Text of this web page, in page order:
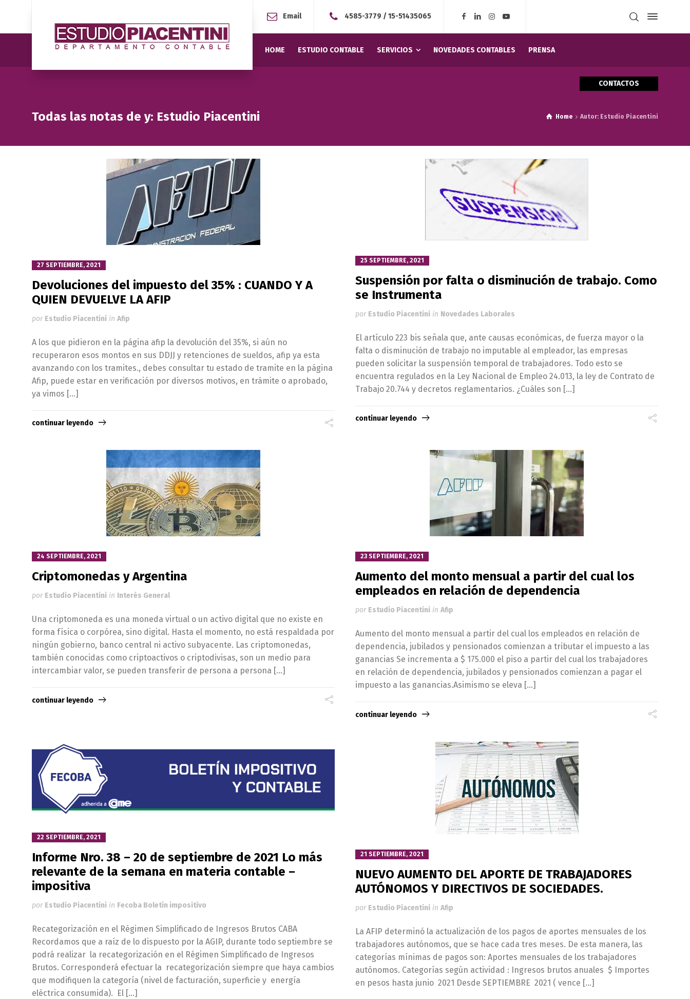
Email 4585-3779 /15-51435065
HOME ESTUDIO CONTABLE SERVICIOS NOVEDADES CONTABLES PRENSA
CONTACTOS
Todas las notas de y: Estudio Piacentini Home Autor: Estudio Piacentini
27 SEPTIEMBRE, 2021
Devoluciones del impuesto del 35% : CUANDO Y A
QUIEN DEVUELVE LA AFIP
por Estudio Piacentini in Afip
A los que pidieron en la página afip la devolución del 35%, si aún no
recuperaron esos montos en sus DDJJ y retenciones de sueldos, afip ya esta
avanzando con los tramites., debes consultar tu estado de tramite en la página
Afip, puede estar en verificación por diversos motivos, en trámite o aprobado,
ya vimos […]
continuar leyendo
25 SEPTIEMBRE, 2021
Suspensión por falta o disminución de trabajo. Como
se Instrumenta
por Estudio Piacentini in Novedades Laborales
El artículo 223 bis señala que, ante causas económicas, de fuerza mayor o la
falta o disminución de trabajo no imputable al empleador, las empresas
pueden solicitar la suspensión temporal de trabajadores. Todo esto se
encuentra regulados en la Ley Nacional de Empleo 24.013, la ley de Contrato de
Trabajo 20.744 y decretos reglamentarios. ¿Cuáles son […]
continuar leyendo
24 SEPTIEMBRE, 2021
Criptomonedas y Argentina
por Estudio Piacentini in Interés General
Una criptomoneda es una moneda virtual o un activo digital que no existe en
forma física o corpórea, sino digital. Hasta el momento, no está respaldada por
ningún gobierno, banco central ni activo subyacente. Las criptomonedas,
también conocidas como criptoactivos o criptodivisas, son un medio para
intercambiar valor, se pueden transferir de persona a persona […]
continuar leyendo
23 SEPTIEMBRE, 2021
Aumento del monto mensual a partir del cual los
empleados en relación de dependencia
por Estudio Piacentini in Afip
Aumento del monto mensual a partir del cual los empleados en relación de
dependencia, jubilados y pensionados comienzan a tributar el impuesto a las
ganancias Se incrementa a $ 175.000 el piso a partir del cual los trabajadores
en relación de dependencia, jubilados y pensionados comienzan a pagar el
impuesto a las ganancias.Asimismo se eleva […]
continuar leyendo
22 SEPTIEMBRE, 2021
Informe Nro. 38 – 20 de septiembre de 2021 Lo más
relevante de la semana en materia contable –
impositiva
por Estudio Piacentini in Fecoba Boletín impositivo
Recategorización en el Régimen Simplificado de Ingresos Brutos CABA
Recordamos que a raíz de lo dispuesto por la AGIP, durante todo septiembre se
podrá realizar la recategorización en el Régimen Simplificado de Ingresos
Brutos. Corresponderá efectuar la recategorización siempre que haya cambios
que modifiquen la categoría (nivel de facturación, superficie y energía
eléctrica consumida). El […]
21 SEPTIEMBRE, 2021
NUEVO AUMENTO DEL APORTE DE TRABAJADORES
AUTÓNOMOS Y DIRECTIVOS DE SOCIEDADES.
por Estudio Piacentini in Afip
La AFIP determinó la actualización de los pagos de aportes mensuales de los
trabajadores autónomos, que se hace cada tres meses. De esta manera, las
categorías mínimas de pagos son: Aportes mensuales de los trabajadores
autónomos. Categorías según actividad : Ingresos brutos anuales $ Importes
en pesos hasta junio 2021 Desde SEPTIEMBRE 2021 ( vence […]